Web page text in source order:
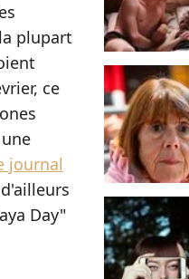
plupart
ce
journal
Day"